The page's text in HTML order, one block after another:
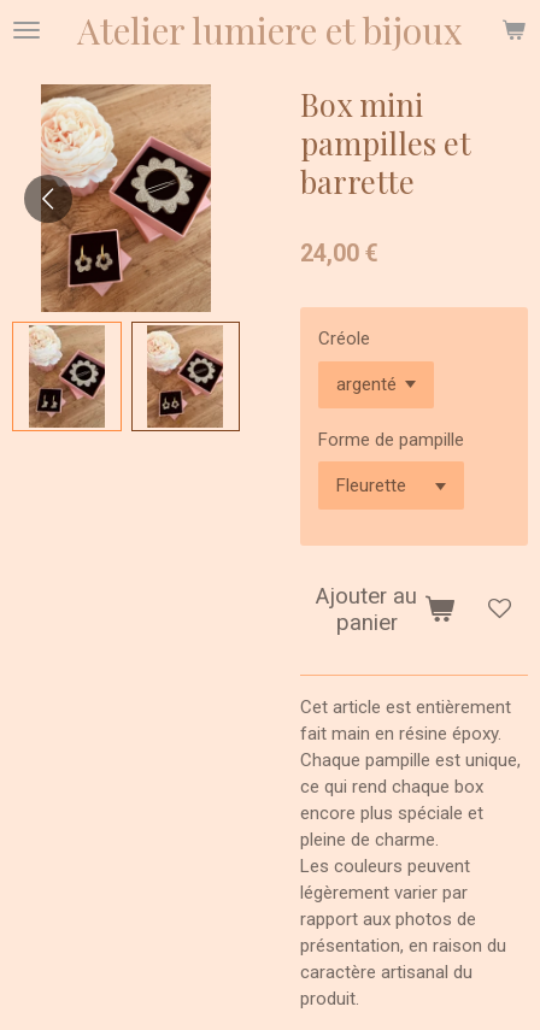
Passer
principal
Atelier lumiere et bijoux
Box mini
pampilles et
barrette
24,00 €
Créole
Forme de pampille
Ajouter au
panier
Cet article est entièrement
fait main en résine époxy.
Chaque pampille est unique,
ce qui rend chaque box
encore plus spéciale et
pleine de charme.
Les couleurs peuvent
légèrement varier par
rapport aux photos de
présentation, en raison du
caractère artisanal du
produit.